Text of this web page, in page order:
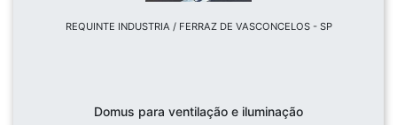
REQUINTE INDUSTRIA / FERRAZ DE VASCONCELOS - SP
Domus para ventilação e iluminação